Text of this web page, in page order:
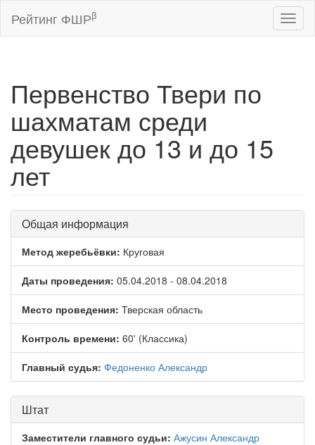
Рейтинг ФШРβ
Первенство Твери по
шахматам среди
девушек до 13 и до 15
лет
Общая информация
Метод жеребьёвки: Круговая
Даты проведения: 05.04.2018 - 08.04.2018
Место проведения: Тверская область
Контроль времени: 60' (Классика)
Главный судья: Федоненко Александр
Штат
Заместители главного судьи: Ажусин Александр